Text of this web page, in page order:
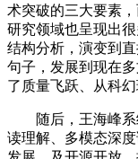
术突破的三大要素
研究领域也呈现出
结构分析，演变到
句子，发展到现在
了质量飞跃、从科
随后，王海峰系
读理解、多模态深